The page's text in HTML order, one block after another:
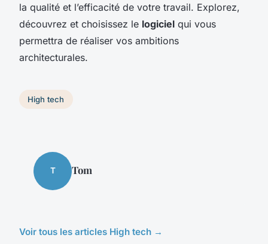
la qualité et l’efficacité de votre travail. Explorez,
découvrez et choisissez le logiciel qui vous
permettra de réaliser vos ambitions
architecturales.
High tech
T Tom
Voir tous les articles High tech →